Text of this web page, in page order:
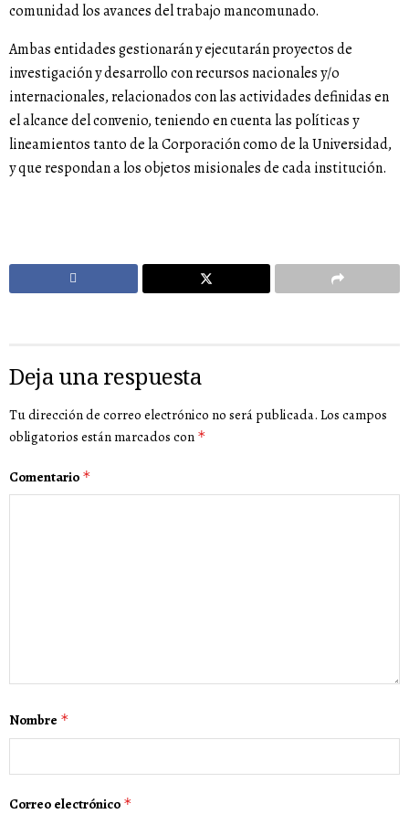
comunidad los avances del trabajo mancomunado.
Ambas entidades gestionarán y ejecutarán proyectos de
investigación y desarrollo con recursos nacionales y/o
internacionales, relacionados con las actividades definidas en
el alcance del convenio, teniendo en cuenta las políticas y
lineamientos tanto de la Corporación como de la Universidad,
y que respondan a los objetos misionales de cada institución.
Deja una respuesta
Tu dirección de correo electrónico no será publicada. Los campos
obligatorios están marcados con *
Comentario *
Nombre *
Correo electrónico *